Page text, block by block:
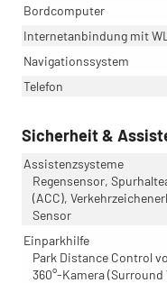
Bordcomputer
Internetanbindung mit
Navigationssystem
Telefon
Sicherheit &
Assistenzsysteme
Regensensor,
(ACC),
Sensor
Einparkhilfe
Park Distance Control
360°-Kamera (Surround